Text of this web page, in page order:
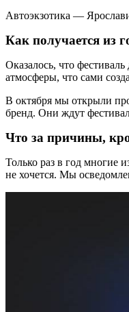
Автоэкзотика —
Как получается из
Оказалось, что
атмосферы, что сами
В октября мы открыли
бренд. Они ждут
Что за причины,
Только раз в год многие
не хочется. Мы